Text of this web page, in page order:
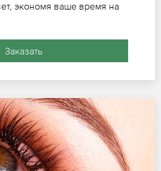
экономя ваше время на
Заказать